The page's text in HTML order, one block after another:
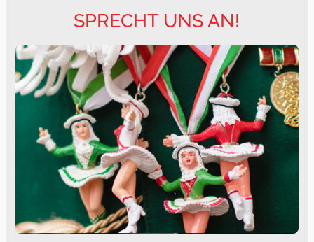
SPRECHT UNS AN!